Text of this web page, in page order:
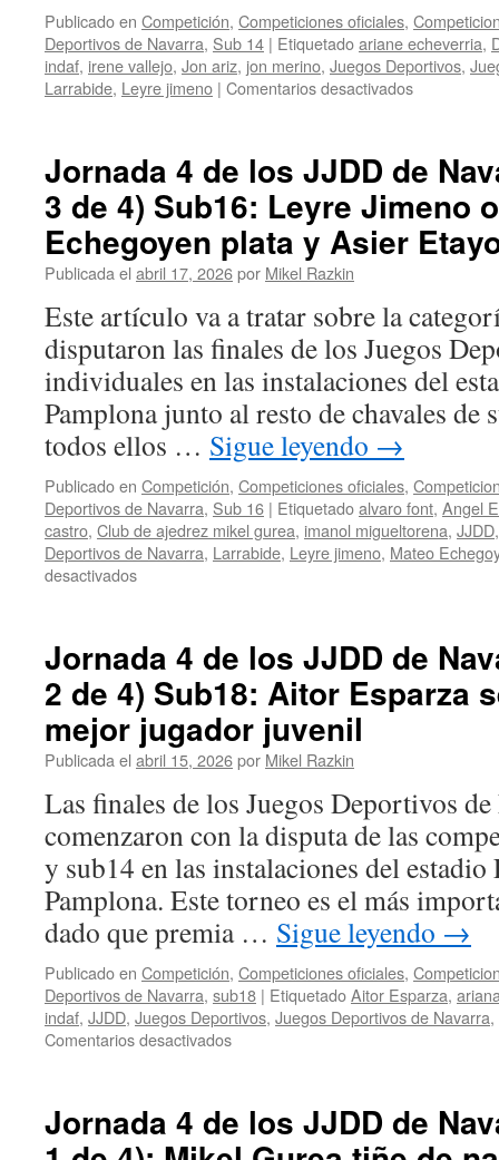
Publicado en Competición, Competiciones oficiales,
Deportivos de Navarra, Sub 14 | Etiquetadoariane echeverria,
indaf, irene vallejo, Jon ariz, jon merino, Juegos Deportivos,
Larrabide, Leyre jimeno | Comentarios desactivadosen
los
JJDD
de
Navarra
4
de
4)
Sub14:
Oro
para
y
plata
para
Ariane
Jornada 4 de los JJDD de
3 de 4) Sub16: Leyre Jimeno
Echegoyen plata y Asier
Publicada el abril 17, 2026por Mikel Razkin
Este artículo va a tratar sobre la
disputaron las finales de los Juegos
individuales en las instalaciones del
Pamplona junto al resto de chavales de
todos ellos … Sigue leyendo →
Publicado en Competición, Competiciones oficiales,
Deportivos de Navarra, Sub 16 | Etiquetadoalvaro font, Angel
castro, Club de ajedrez mikel gurea, imanol migueltorena, JJDD
Deportivos de Navarra, Larrabide, Leyre jimeno, Mateo
desactivadosen
los
JJDD
de
Navarra
2026
(parte
3
de
4)
Sub16:
Leyre
Jimeno
oro,
Mateo
Echegoyen
plata
y
Asier
Jornada 4 de los JJDD de
2 de 4) Sub18: Aitor Esparza
mejor jugador juvenil
Publicada el abril 15, 2026por Mikel Razkin
Las finales de los Juegos Deportivos
comenzaron con la disputa de las
y sub14 en las instalaciones del
Pamplona. Este torneo es el más
dado que premia … Sigue leyendo →
Publicado en Competición, Competiciones oficiales,
Deportivos de Navarra, sub18 | EtiquetadoAitor Esparza,
indaf, JJDD, Juegos Deportivos, Juegos Deportivos de Navarra,
Comentarios desactivadosen
los
JJDD
Jornada 4 de los JJDD de